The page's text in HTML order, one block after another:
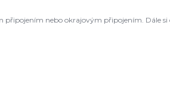
připojením nebo okrajovým připojením. Dále